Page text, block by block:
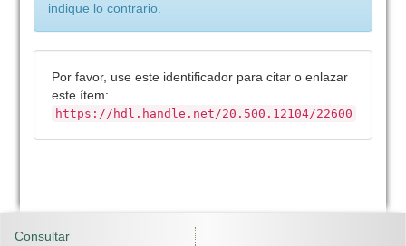
indique lo contrario.
Por favor, use este identificador para citar o enlazar
este ítem:
https://hdl.handle.net/20.500.12104/22600
Consultar